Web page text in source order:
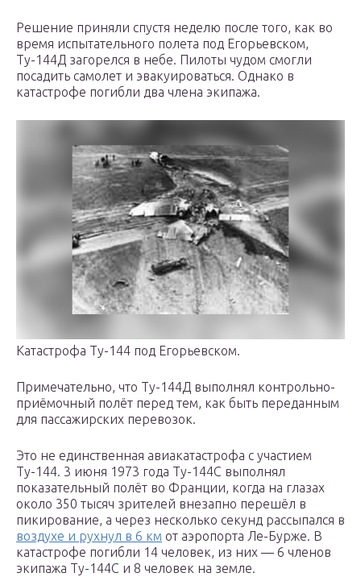
Решение приняли спустя неделю после того, как во
время испытательного полета под Егорьевском,
Ту-144Д загорелся в небе. Пилоты чудом смогли
посадить самолет и эвакуироваться. Однако в
катастрофе погибли два члена экипажа.
Катастрофа Ту-144 под Егорьевском.
Примечательно, что Ту-144Д выполнял контрольно-
приёмочный полёт перед тем, как быть переданным
для пассажирских перевозок.
Это не единственная авиакатастрофа с участием
Ту-144. 3 июня 1973 года Ту-144С выполнял
показательный полёт во Франции, когда на глазах
около 350 тысяч зрителей внезапно перешёл в
пикирование, а через несколько секунд рассыпался в
воздухе и рухнул в 6 км от аэропорта Ле-Бурже. В
катастрофе погибли 14 человек, из них — 6 членов
экипажа Ту-144С и 8 человек на земле.